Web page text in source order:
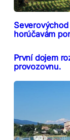
horúčavám
První dojem
provozovnu.